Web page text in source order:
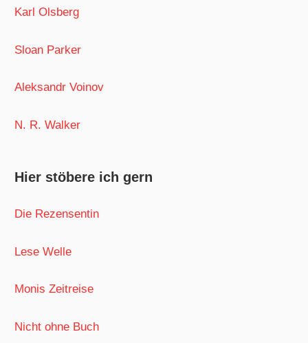
Karl Olsberg
Sloan Parker
Aleksandr Voinov
N. R. Walker
Hier stöbere ich gern
Die Rezensentin
Lese Welle
Monis Zeitreise
Nicht ohne Buch